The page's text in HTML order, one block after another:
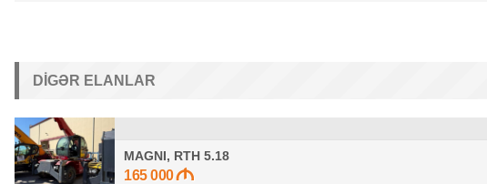
DIGƏR ELANLAR
MAGNI, RTH 5.18
165 000